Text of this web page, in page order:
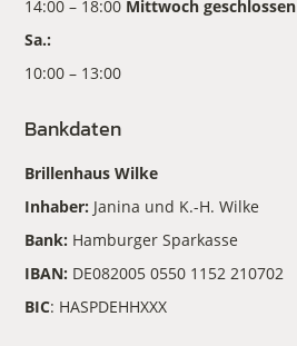
14:00 – 18:00 Mittwoch geschlossen
Sa.:
10:00 – 13:00
Bankdaten
Brillenhaus Wilke
Inhaber: Janina und K.-H. Wilke
Bank: Hamburger Sparkasse
IBAN: DE082005 0550 1152 210702
BIC: HASPDEHHXXX